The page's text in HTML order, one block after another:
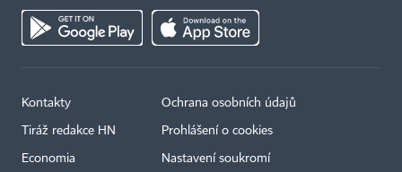
Kontakty
Tiráž redakce HN
Economia
Ochrana osobních údajů
Prohlášení o cookies
Nastavení soukromí